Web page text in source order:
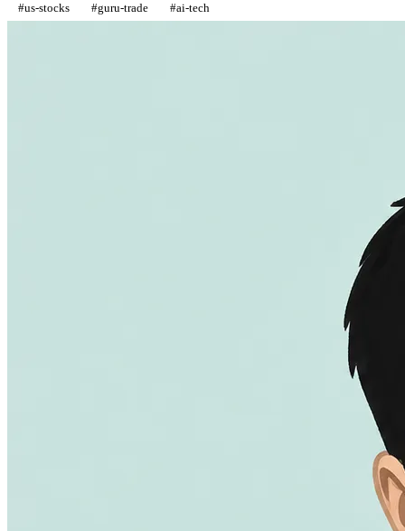
#us-stocks #guru-trade #ai-tech